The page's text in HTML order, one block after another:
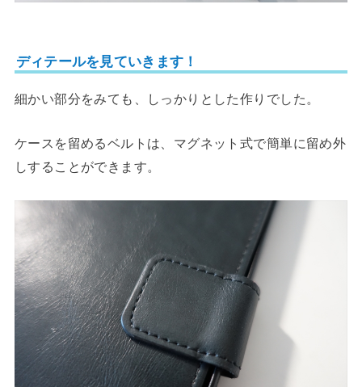
ディテールを見ていきます！
細かい部分をみても、しっかりとした作りでした。
ケースを留めるベルトは、マグネット式で簡単に留め外
しすることができます。